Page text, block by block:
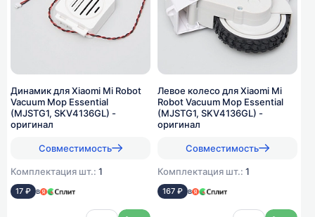
Динамик для Xiaomi Mi Robot
Vacuum Mop Essential
(MJSTG1, SKV4136GL) -
оригинал
Совместимость
Комплектация шт.: 1
17 ₽ в
Левое колесо для Xiaomi Mi
Robot Vacuum Mop Essential
(MJSTG1, SKV4136GL) -
оригинал
Совместимость
Комплектация шт.: 1
167 ₽ в